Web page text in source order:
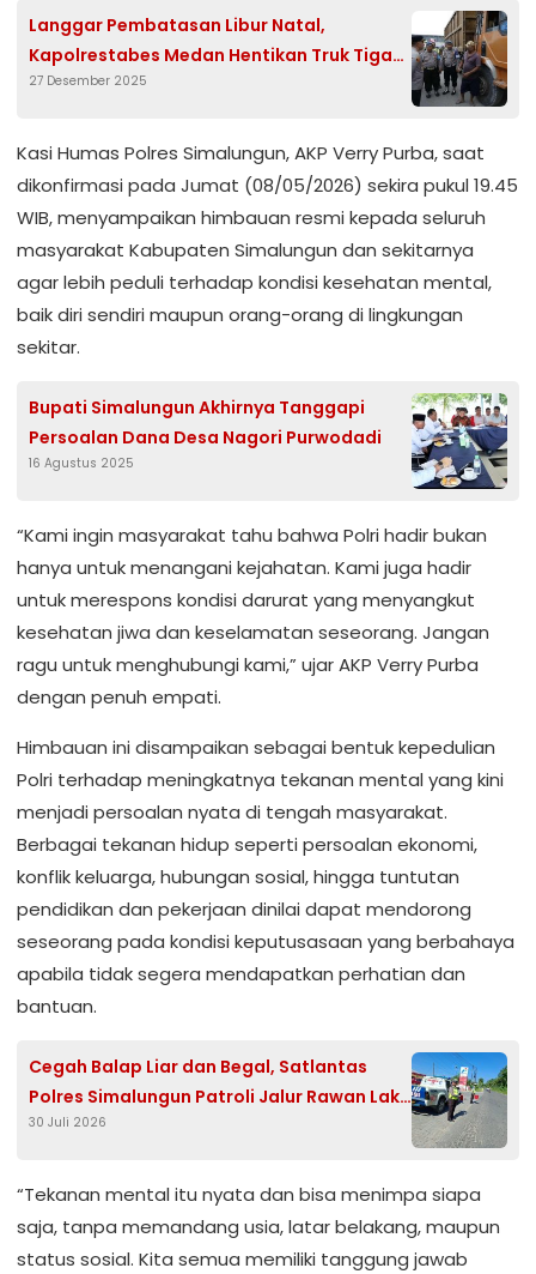
Langgar Pembatasan Libur Natal,
Kapolrestabes Medan Hentikan Truk Tiga
Sumbu di Simpang Haji Anif
27 Desember 2025
Kasi Humas Polres Simalungun, AKP Verry Purba, saat
dikonfirmasi pada Jumat (08/05/2026) sekira pukul 19.45
WIB, menyampaikan himbauan resmi kepada seluruh
masyarakat Kabupaten Simalungun dan sekitarnya
agar lebih peduli terhadap kondisi kesehatan mental,
baik diri sendiri maupun orang-orang di lingkungan
sekitar.
Bupati Simalungun Akhirnya Tanggapi
Persoalan Dana Desa Nagori Purwodadi
16 Agustus 2025
“Kami ingin masyarakat tahu bahwa Polri hadir bukan
hanya untuk menangani kejahatan. Kami juga hadir
untuk merespons kondisi darurat yang menyangkut
kesehatan jiwa dan keselamatan seseorang. Jangan
ragu untuk menghubungi kami,” ujar AKP Verry Purba
dengan penuh empati.
Himbauan ini disampaikan sebagai bentuk kepedulian
Polri terhadap meningkatnya tekanan mental yang kini
menjadi persoalan nyata di tengah masyarakat.
Berbagai tekanan hidup seperti persoalan ekonomi,
konflik keluarga, hubungan sosial, hingga tuntutan
pendidikan dan pekerjaan dinilai dapat mendorong
seseorang pada kondisi keputusasaan yang berbahaya
apabila tidak segera mendapatkan perhatian dan
bantuan.
Cegah Balap Liar dan Begal, Satlantas
Polres Simalungun Patroli Jalur Rawan Laka
Siantar–Perdagangan
30 Juli 2026
“Tekanan mental itu nyata dan bisa menimpa siapa
saja, tanpa memandang usia, latar belakang, maupun
status sosial. Kita semua memiliki tanggung jawab